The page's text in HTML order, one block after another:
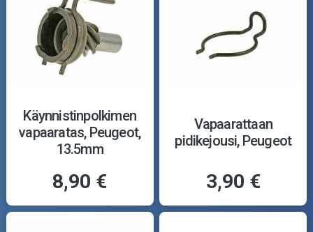
Käynnistinpolkimen
vapaaratas, Peugeot,
13.5mm
8,90 €
Vapaarattaan
pidikejousi, Peugeot
3,90 €